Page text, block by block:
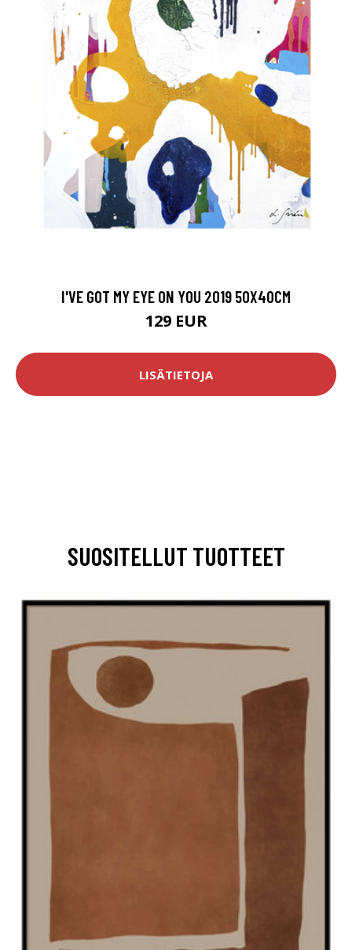
I'VE GOT MY EYE ON YOU 2019 50X40CM
129 EUR
LISÄTIETOJA
SUOSITELLUT TUOTTEET